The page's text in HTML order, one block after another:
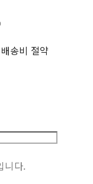
송비 절약
니다.